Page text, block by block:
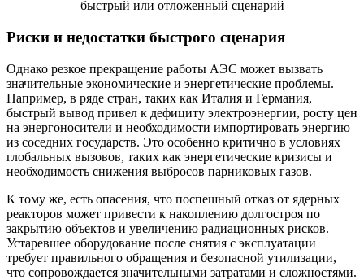
Риски и недостатки быстрого сценария
Однако резкое прекращение работы АЭС может вызвать
значительные экономические и энергетические проблемы.
Например, в ряде стран, таких как Италия и Германия,
быстрый вывод привел к дефициту электроэнергии, росту цен
на энергоносители и необходимости импортировать энергию
из соседних государств. Это особенно критично в условиях
глобальных вызовов, таких как энергетические кризисы и
необходимость снижения выбросов парниковых газов.
К тому же, есть опасения, что поспешный отказ от ядерных
реакторов может привести к накоплению долгостроя по
закрытию объектов и увеличению радиационных рисков.
Устаревшее оборудование после снятия с эксплуатации
требует правильного обращения и безопасной утилизации,
что сопровождается значительными затратами и сложностями.